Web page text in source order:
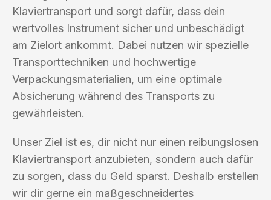
Klaviertransport und sorgt dafür, dass dein
wertvolles Instrument sicher und unbeschädigt
am Zielort ankommt. Dabei nutzen wir spezielle
Transporttechniken und hochwertige
Verpackungsmaterialien, um eine optimale
Absicherung während des Transports zu
gewährleisten.
Unser Ziel ist es, dir nicht nur einen reibungslosen
Klaviertransport anzubieten, sondern auch dafür
zu sorgen, dass du Geld sparst. Deshalb erstellen
wir dir gerne ein maßgeschneidertes